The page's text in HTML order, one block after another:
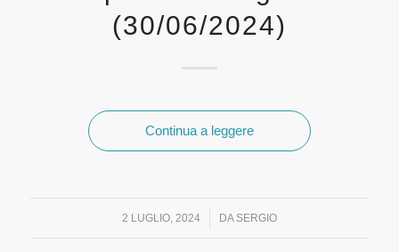
(30/06/2024)
Continua a leggere
2 LUGLIO, 2024
/ DA SERGIO